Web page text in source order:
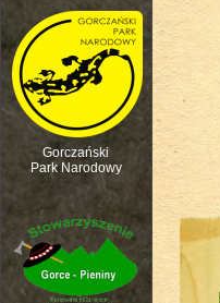
Gorczański
Park Narodowy